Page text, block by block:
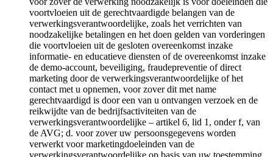
voortvloeien uit de gerechtvaardigde belangen van de
verwerkingsverantwoordelijke, zoals het verrichten van
noodzakelijke betalingen en het doen gelden van vorderingen
die voortvloeien uit de gesloten overeenkomst inzake
informatie- en educatieve diensten of de overeenkomst inzake
de demo-account, beveiliging, fraudepreventie of direct
marketing door de verwerkingsverantwoordelijke of het
contact met u opnemen, voor zover dit met name
gerechtvaardigd is door een van u ontvangen verzoek en de
reikwijdte van de bedrijfsactiviteiten van de
verwerkingsverantwoordelijke – artikel 6, lid 1, onder f, van
de AVG; d. voor zover uw persoonsgegevens worden
verwerkt voor marketingdoeleinden van de
verwerkingsverantwoordelijke op basis van uw toestemming